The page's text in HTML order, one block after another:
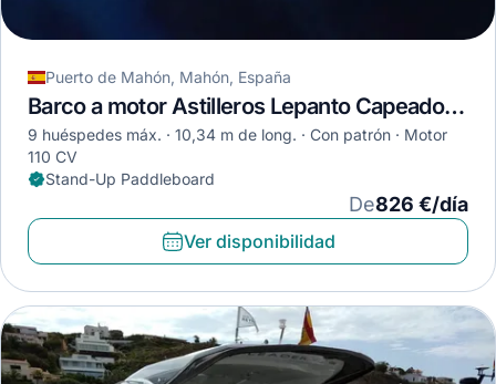
Puerto de Mahón, Mahón, España
Barco a motor Astilleros Lepanto Capeador 10 · 1994
9 huéspedes máx. 10,34 m de long. Con patrón
Motor
110 CV
Stand-Up Paddleboard
De826 €/día
Ver disponibilidad